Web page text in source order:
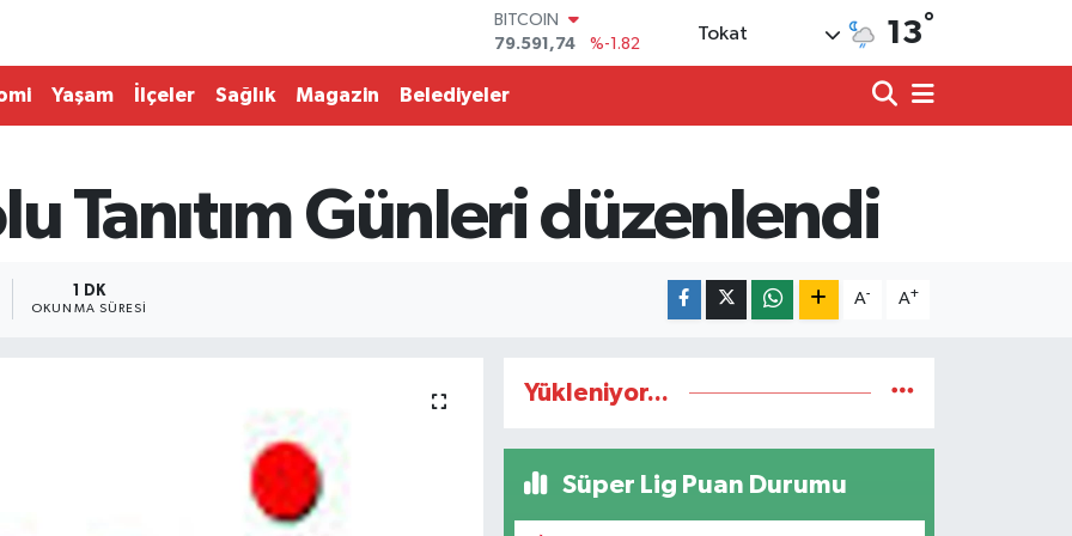
BITCOIN
79.591,74
%-1.82
DOLAR
45,43620
61,60380
%0.18
G.ALTIN
6862,09000
%0.19
Tokat 13°
Yaşam İlçeler Sağlık Magazin Belediyeler
Tanıtım Günleri düzenlendi
1 DK
OKUNMA SÜRESI
A- A+
Yükleniyor...
Süper Lig Puan Durumu